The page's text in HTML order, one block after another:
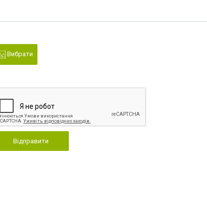
Вибрати
Відправити